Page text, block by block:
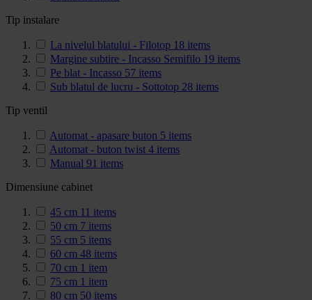
Tip instalare
La nivelul blatului - Filotop 18 items
Margine subtire - Incasso Semifilo 19 items
Pe blat - Incasso 57 items
Sub blatul de lucru - Sottotop 28 items
Tip ventil
Automat - apasare buton 5 items
Automat - buton twist 4 items
Manual 91 items
Dimensiune cabinet
45 cm 11 items
50 cm 7 items
55 cm 5 items
60 cm 48 items
70 cm 1 item
75 cm 1 item
80 cm 50 items